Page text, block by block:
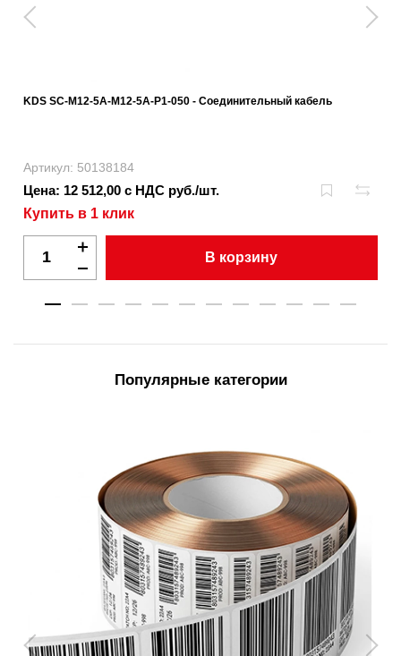
KDS SC-M12-5A-M12-5A-P1-050 - Соединительный кабель
Артикул: 50138184
Цена: 12 512,00 с НДС руб./шт.
Купить в 1 клик
В корзину
Популярные категории